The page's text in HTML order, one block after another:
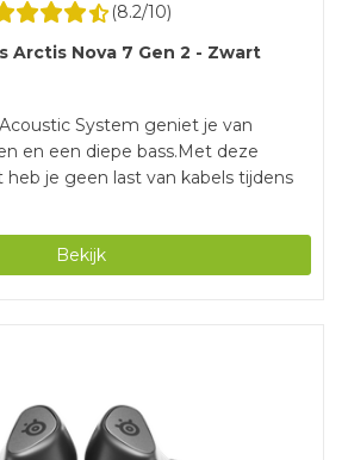
(8.2/10)
Arctis Nova 7 Gen 2 - Zwart
System geniet je van
en een diepe bass.Met deze
heb je geen last van kabels tijdens
batterijduur van 50 uur game je
gaming headset zwaarder dan
Bekijk